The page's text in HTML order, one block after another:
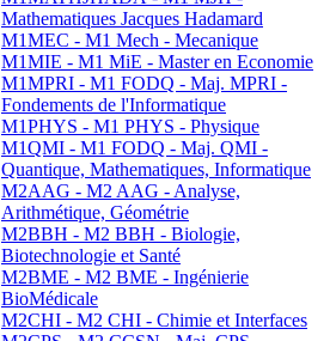
Mathematiques Jacques Hadamard
M1MEC - M1 Mech - Mecanique
M1MIE - M1 MiE - Master en Economie
M1MPRI - M1 FODQ - Maj. MPRI -
Fondements de l'Informatique
M1PHYS - M1 PHYS - Physique
M1QMI - M1 FODQ - Maj. QMI -
Quantique, Mathematiques, Informatique
M2AAG - M2 AAG - Analyse,
Arithmétique, Géométrie
M2BBH - M2 BBH - Biologie,
Biotechnologie et Santé
M2BME - M2 BME - Ingénierie
BioMédicale
M2CHI - M2 CHI - Chimie et Interfaces